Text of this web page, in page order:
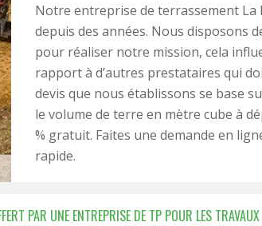
Notre entreprise de terrassement La
depuis des années. Nous disposons
pour réaliser notre mission, cela
rapport à d’autres prestataires qui
devis que nous établissons se base
le volume de terre en mètre cube à
% gratuit. Faites une demande en
rapide.
PAR UNE ENTREPRISE DE TP POUR LES